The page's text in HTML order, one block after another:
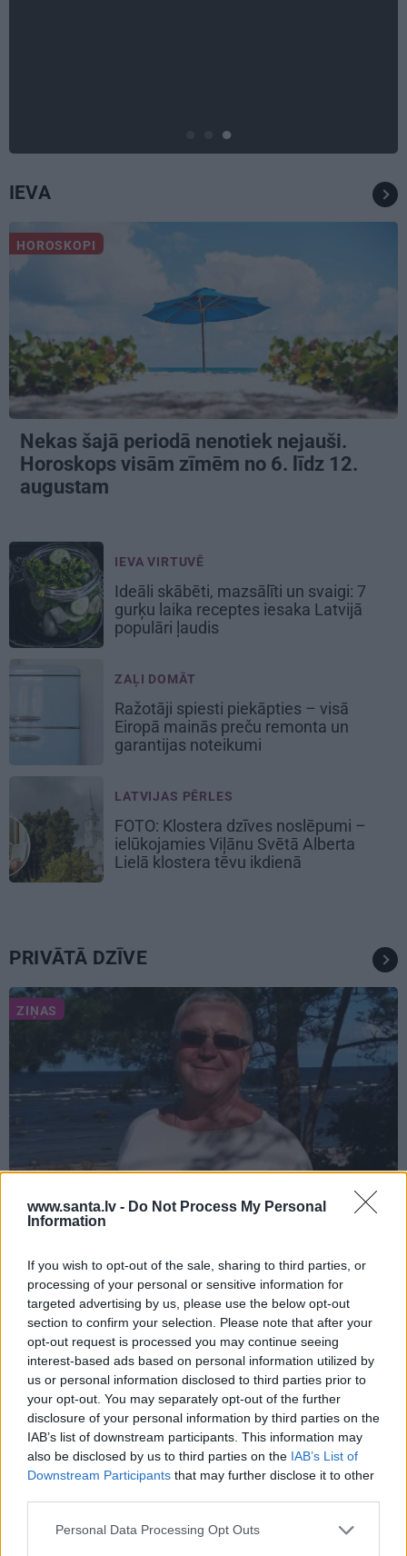
www.santa.lv - Do Not Process My Personal
Information
If you wish to opt-out of the sale, sharing to third parties, or
processing of your personal or sensitive information for
targeted advertising by us, please use the below opt-out
section to confirm your selection. Please note that after your
opt-out request is processed you may continue seeing
interest-based ads based on personal information utilized by
us or personal information disclosed to third parties prior to
your opt-out. You may separately opt-out of the further
disclosure of your personal information by third parties on the
IAB’s list of downstream participants. This information may
also be disclosed by us to third parties on the IAB’s List of
Downstream Participants that may further disclose it to other
Personal Data Processing Opt Outs
IEVA
HOROSKOPI
Nekas šajā periodā nenotiek nejauši.
Horoskops visām zīmēm no 6. līdz 12.
augustam
IEVA VIRTUVĒ
Ideāli skābēti, mazsālīti un svaigi: 7
gurķu laika receptes iesaka Latvijā
populāri ļaudis
ZAĻI DOMĀT
Ražotāji spiesti piekāpties – visā
Eiropā mainās preču remonta un
garantijas noteikumi
LATVIJAS PĒRLES
FOTO: Klostera dzīves noslēpumi –
ielūkojamies Viļānu Svētā Alberta
Lielā klostera tēvu ikdienā
PRIVĀTĀ DZĪVE
ZIŅAS
Aktierim Andrim Bērziņam miljonārs
uzdāvinājis auto. Tagad viņš grib jaunu…
PERSONĪBAS
Džilindžera mīļoto Lindu Kalniņu
atklāj iemeslu